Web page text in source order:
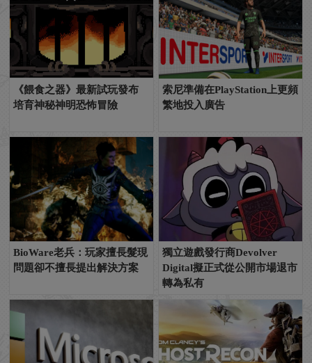
《餵食之器》最新試玩發布
培育神秘神明恐怖冒險
索尼準備在PlayStation上更頻
繁地投入廣告
BioWare老兵：玩家擅長髮現
問題卻不擅長提出解決方案
獨立遊戲發行商Devolver
Digital擬正式從公開市場退市
轉為私有